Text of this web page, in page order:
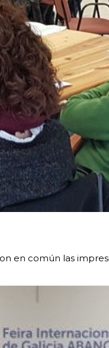
en común las